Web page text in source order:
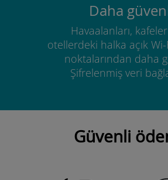
Daha
Havaalanları,
otellerdeki halka açık Wi-
noktalarından daha
Şifrelenmiş veri
Güvenli